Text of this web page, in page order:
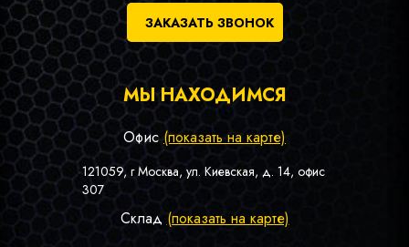
ЗАКАЗАТЬ ЗВОНОК
МЫ НАХОДИМСЯ
Офис (показать на карте)
121059, г Москва, ул. Киевская, д. 14, офис
307
Склад (показать на карте)